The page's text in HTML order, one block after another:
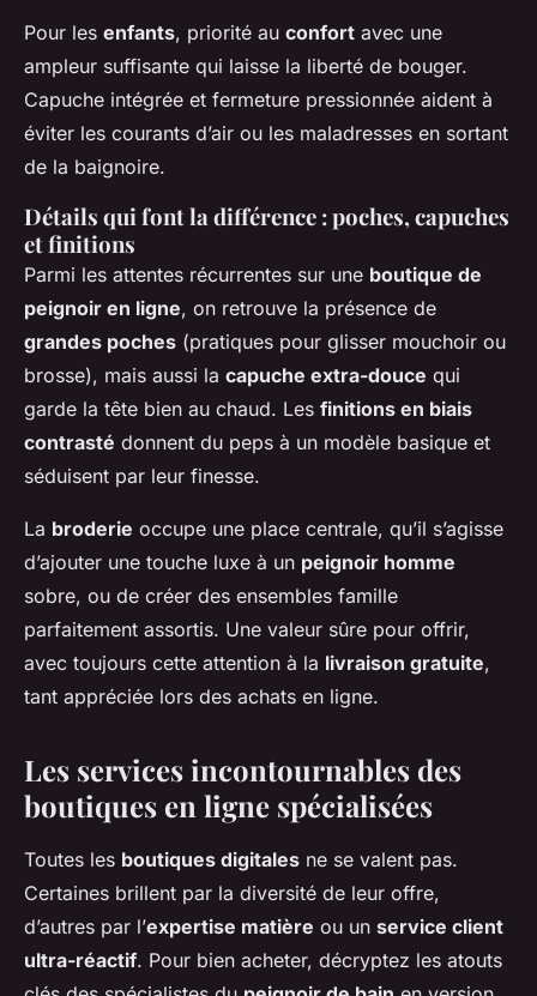
Pour les enfants, priorité au confort avec une
ampleur suffisante qui laisse la liberté de bouger.
Capuche intégrée et fermeture pressionnée aident à
éviter les courants d’air ou les maladresses en sortant
de la baignoire.
Détails qui font la différence : poches, capuches
et finitions
Parmi les attentes récurrentes sur une boutique de
peignoir en ligne, on retrouve la présence de
grandes poches (pratiques pour glisser mouchoir ou
brosse), mais aussi la capuche extra-douce qui
garde la tête bien au chaud. Les finitions en biais
contrasté donnent du peps à un modèle basique et
séduisent par leur finesse.
La broderie occupe une place centrale, qu’il s’agisse
d’ajouter une touche luxe à un peignoir homme
sobre, ou de créer des ensembles famille
parfaitement assortis. Une valeur sûre pour offrir,
avec toujours cette attention à la livraison gratuite,
tant appréciée lors des achats en ligne.
Les services incontournables des
boutiques en ligne spécialisées
Toutes les boutiques digitales ne se valent pas.
Certaines brillent par la diversité de leur offre,
d’autres par l’expertise matière ou un service client
ultra-réactif. Pour bien acheter, décryptez les atouts